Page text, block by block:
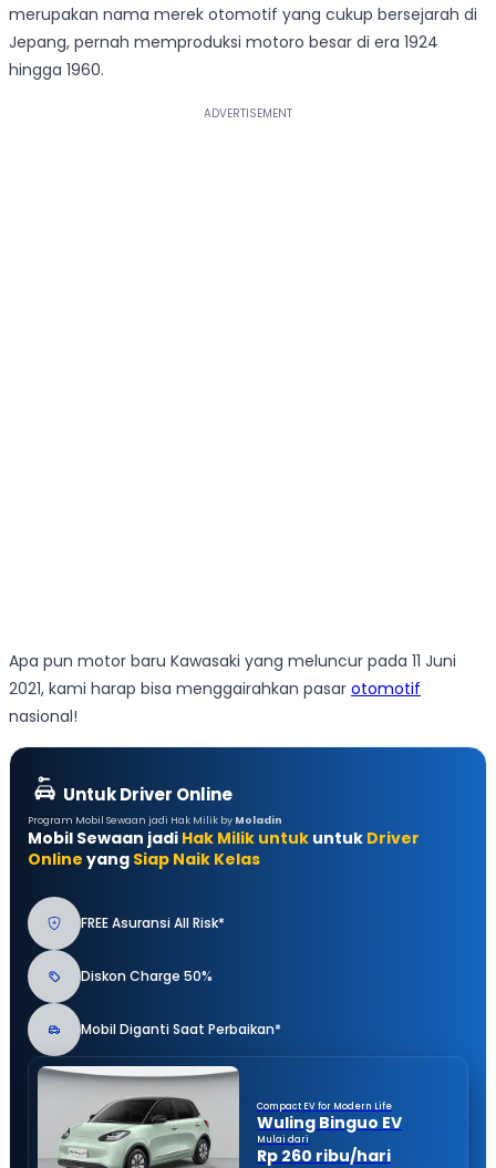
merupakan nama merek otomotif yang cukup bersejarah di
Jepang, pernah memproduksi motoro besar di era 1924
hingga 1960.
Apa pun motor baru Kawasaki yang meluncur pada 11 Juni
2021, kami harap bisa menggairahkan pasar otomotif
nasional!
Untuk Driver Online
Program Mobil Sewaan jadi Hak Milik by Moladin
Mobil Sewaan jadi Hak Milik untuk untuk Driver
Online yang Siap Naik Kelas
FREE Asuransi All Risk*
Diskon Charge 50%
Mobil Diganti Saat Perbaikan*
Compact EV for Modern Life
Wuling Binguo EV
Mulai dari
Rp 260 ribu/hari